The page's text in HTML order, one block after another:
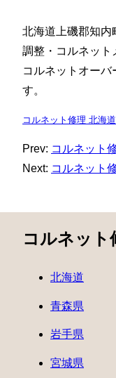
北海道上磯郡知内
調整・コルネット
コルネットオー
す。
コルネット修理 北海道
Prev: コルネット
Next: コルネット
コルネット
北海道
青森県
岩手県
宮城県